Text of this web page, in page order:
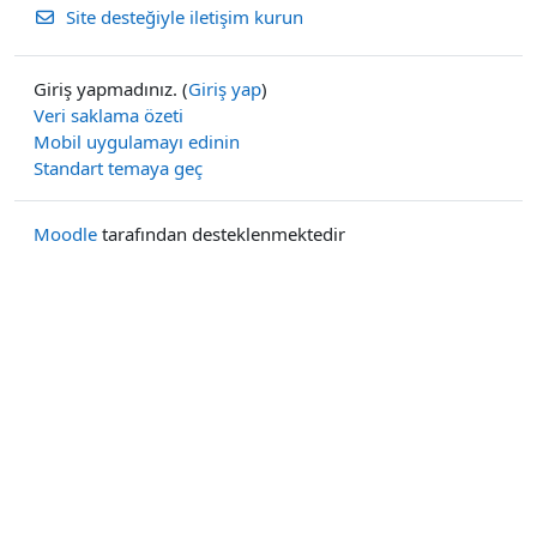
Site desteğiyle iletişim kurun
Giriş yapmadınız. (Giriş yap)
Veri saklama özeti
Mobil uygulamayı edinin
Standart temaya geç
Moodle tarafından desteklenmektedir